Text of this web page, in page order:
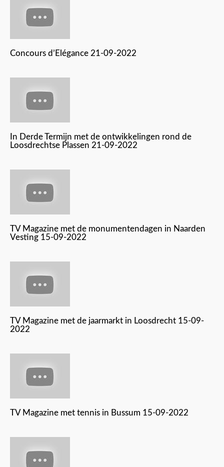
Concours d’Elégance 21-09-2022
In Derde Termijn met de ontwikkelingen rond de
Loosdrechtse Plassen 21-09-2022
TV Magazine met de monumentendagen in Naarden
Vesting 15-09-2022
TV Magazine met de jaarmarkt in Loosdrecht 15-09-
2022
TV Magazine met tennis in Bussum 15-09-2022